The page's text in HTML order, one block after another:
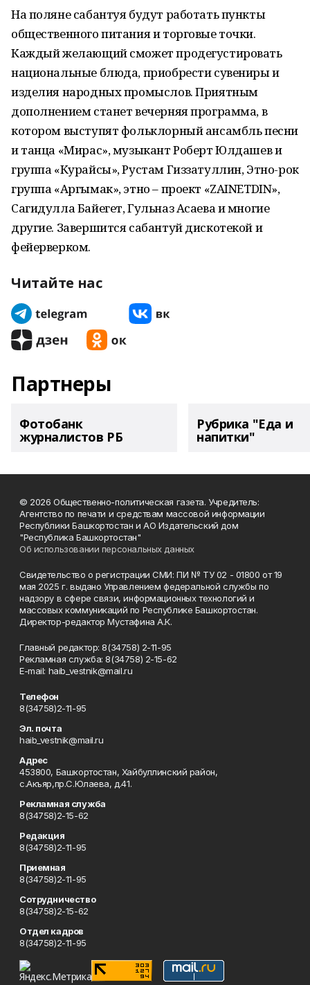
На поляне сабантуя будут работать пункты
общественного питания и торговые точки.
Каждый желающий сможет продегустировать
национальные блюда, приобрести сувениры и
изделия народных промыслов. Приятным
дополнением станет вечерняя программа, в
котором выступят фольклорный ансамбль песни
и танца «Мирас», музыкант Роберт Юлдашев и
группа «Курайсы», Рустам Гиззатуллин, Этно-рок
группа «Аргымак», этно – проект «ZAINETDIN»,
Сагидулла Байегет, Гульназ Асаева и многие
другие. Завершится сабантуй дискотекой и
фейерверком.
Читайте нас
Партнеры
Фотобанк
журналистов РБ
Рубрика "Еда и
напитки"
© 2026 Общественно-политическая газета. Учредитель:
Агентство по печати и средствам массовой информации
Республики Башкортостан и АО Издательский дом
"Республика Башкортостан"
Об использовании персональных данных
Свидетельство о регистрации СМИ: ПИ № ТУ 02 - 01800 от 19
мая 2025 г. выдано Управлением федеральной службы по
надзору в сфере связи, информационных технологий и
массовых коммуникаций по Республике Башкортостан.
Директор-редактор Мустафина А.К.
Главный редактор: 8(34758) 2-11-95
Рекламная служба: 8(34758) 2-15-62
Е-mаil: haib_vestnik@mail.ru
Телефон
8(34758)2-11-95
Эл. почта
haib_vestnik@mail.ru
Адрес
453800, Башкортостан, Хайбуллинский район,
с.Акъяр,пр.С.Юлаева, д.41.
Рекламная служба
8(34758)2-15-62
Редакция
8(34758)2-11-95
Приемная
8(34758)2-11-95
Сотрудничество
8(34758)2-15-62
Отдел кадров
8(34758)2-11-95